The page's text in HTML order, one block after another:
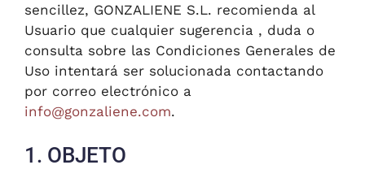
sencillez, GONZALIENE S.L. recomienda al
Usuario que cualquier sugerencia , duda o
consulta sobre las Condiciones Generales de
Uso intentará ser solucionada contactando
por correo electrónico a
info@gonzaliene.com.
1. OBJETO